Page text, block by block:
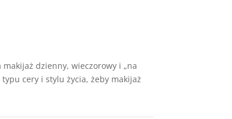
dzienny, wieczorowy i „na
cery i stylu życia, żeby makijaż